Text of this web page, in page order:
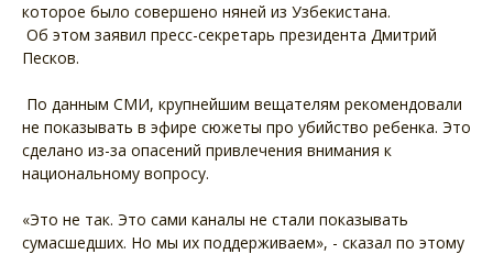
которое было совершено няней из Узбекистана.
Об этом заявил пресс-секретарь президента Дмитрий
Песков.
По данным СМИ, крупнейшим вещателям рекомендовали
не показывать в эфире сюжеты про убийство ребенка. Это
сделано из-за опасений привлечения внимания к
национальному вопросу.
«Это не так. Это сами каналы не стали показывать
сумасшедших. Но мы их поддерживаем», - сказал по этому